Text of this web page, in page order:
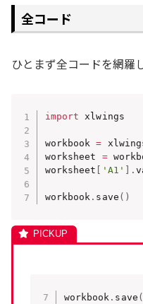
全コード
ひとまず全コードを網羅
import xlwings
workbook =
worksheet =
worksheet
'A1' .
workbook . save ( )
workbook . save (